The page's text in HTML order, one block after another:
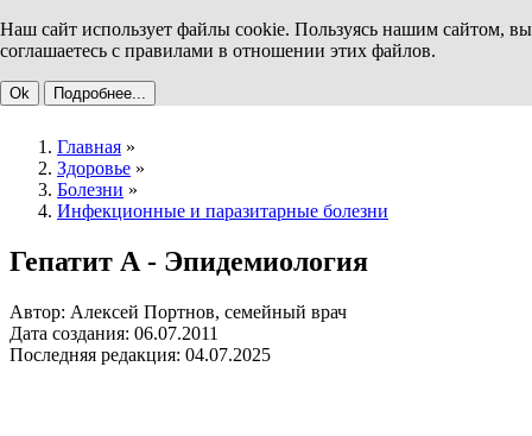
Наш сайт использует файлы cookie. Пользуясь нашим сайтом, вы
соглашаетесь с правилами в отношении этих файлов.
Ok Подробнее...
Главная »
Здоровье »
Болезни »
Инфекционные и паразитарные болезни
Гепатит А - Эпидемиология
Автор: Алексей Портнов, семейный врач
Дата создания: 06.07.2011
Последняя редакция: 04.07.2025